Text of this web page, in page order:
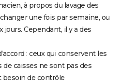
à propos du lavage des
une fois par semaine, ou
Cependant, il y a des
: ceux qui conservent les
de caisses ne sont pas des
besoin de contrôle